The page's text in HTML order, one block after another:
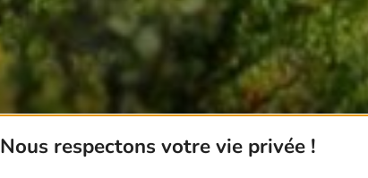
Nous respectons votre vie privée !